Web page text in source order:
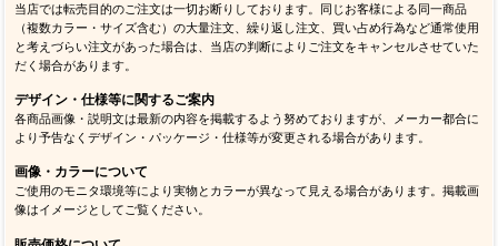
当店では転売目的のご注文は一切お断りしております。同じお客様による同一商品
（複数カラー・サイズ含む）の大量注文、繰り返し注文、買い占め行為など通常使用
と考えづらい注文があった場合は、当店の判断によりご注文をキャンセルさせていた
だく場合があります。
デザイン・仕様等に関するご案内
各商品画像・説明文は最新の内容を掲載するよう努めておりますが、メーカー都合に
より予告なくデザイン・パッケージ・仕様等が変更される場合があります。
画像・カラーについて
ご使用のモニタ環境等により実物とカラーが異なって見える場合があります。掲載画
像はイメージとしてご覧ください。